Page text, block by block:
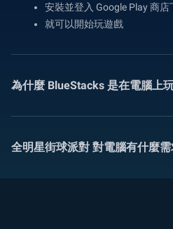
安裝並登入 Google Play 商店
就可以開始玩遊戲
為什麼 BlueStacks 是在電腦上
全明星街球派對 對電腦有什麼需